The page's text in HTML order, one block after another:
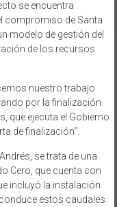
se encuentra
compromiso de Santa
modelo de gestión del
de los recursos
nuestro trabajo
por la finalización
que ejecuta el Gobierno
de finalización”.
se trata de una
Cero, que cuenta con
incluyó la instalación
estos caudales